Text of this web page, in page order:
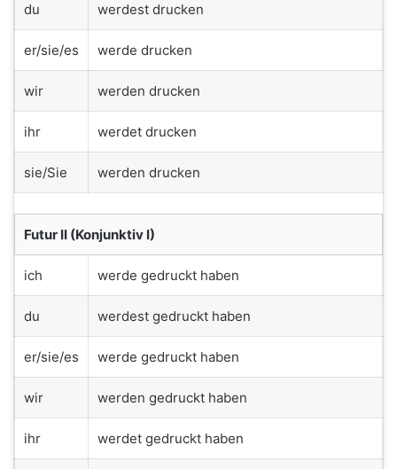
du werdest drucken
er/sie/es werde drucken
wir werden drucken
ihr werdet drucken
sie/Sie werden drucken
Futur II (Konjunktiv I)
ich werde gedruckt haben
du werdest gedruckt haben
er/sie/es werde gedruckt haben
wir werden gedruckt haben
ihr werdet gedruckt haben